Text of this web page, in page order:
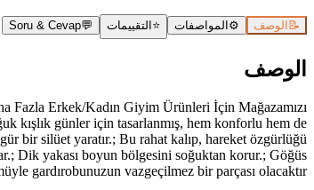
📝 الوصف ⚙️ المواصفات ⭐ التقييمات 💬
Soru & Cevap
الوصف
Fazla Erkek/Kadın Giyim Ürünleri İçin Mağazamızı
kışlık günler için tasarlanmış, hem konforlu hem de
bir silüet yaratır.; Bu rahat kalıp, hareket özgürlüğü
Dik yakası boyun bölgesini soğuktan korur.; Göğüs
gardırobunuzun vazgeçilmez bir parçası olacaktır.;